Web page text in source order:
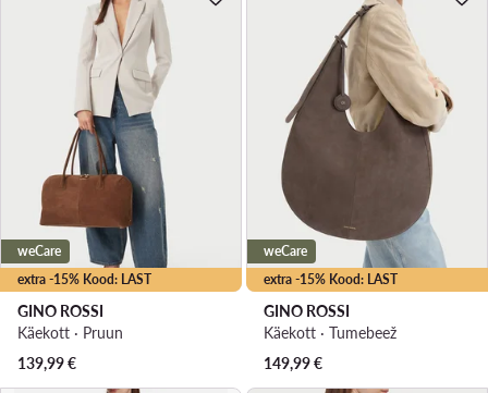
extra -15% Kood: LAST
weCare
GINO ROSSI
Käekott · Pruun
139,99€
extra -15% Kood: LAST
weCare
GINO ROSSI
Käekott · Tumebeež
149,99€